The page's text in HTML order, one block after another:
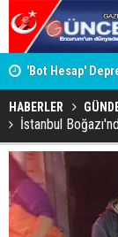
'Bot Hesap'
Cumhuriyeti"
HABERLER
İstanbul